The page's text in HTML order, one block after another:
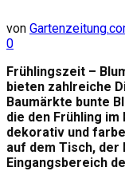
von
0
Frühlingszeit –
bieten zahlreiche
Baumärkte bunte
die den Frühling im
dekorativ und
auf dem Tisch, der
Eingangsbereich